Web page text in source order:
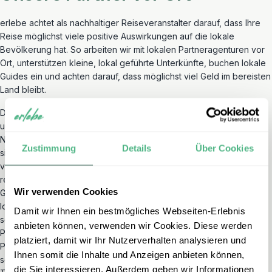
Zustimmung Details Über Cookies
Wir verwenden Cookies
Damit wir Ihnen ein bestmögliches Webseiten-Erlebnis
anbieten können, verwenden wir Cookies. Diese werden
platziert, damit wir Ihr Nutzerverhalten analysieren und
Ihnen somit die Inhalte und Anzeigen anbieten können,
die Sie interessieren. Außerdem geben wir Informationen
erlebe achtet als nachhaltiger Reiseveranstalter darauf, dass Ihre
Reise möglichst viele positive Auswirkungen auf die lokale
Bevölkerung hat. So arbeiten wir mit lokalen Partneragenturen vor
Ort, unterstützen kleine, lokal geführte Unterkünfte, buchen lokale
Guides ein und achten darauf, dass möglichst viel Geld im bereisten
Land bleibt.
Die lokalen Partneragenturen, mit denen wir in Costa Rica, Panama
und Nicaragua zusammenarbeiten, sind sehr aktiv in Bezug auf
Nachhaltigkeit. Unser Partner in Costa Rica zum Beispiel engagiert
sich seit seiner Gründung vor mehr als 25 Jahren im
verantwortungsvollen und nachhaltigen Tourismus. Ein
respektvoller und fairer Umgang mit Mitarbeitern, Partnern und
Gemeinden gehört genauso dazu wie die Zusammenarbeit mit
lokalen, privaten und staatlichen Organisationen, um die Natur
sowie die lokalen Bräuche und die Kultur zu schützen. Unser
Partner ist Eigentümer eines privaten Reservats von 38 Hektar
Primärwald und 14 Hektar wiederaufgeforstetem Wald, leitet ein
soziales Kulturprogramm sowie eine Gruppe von nachhaltigen